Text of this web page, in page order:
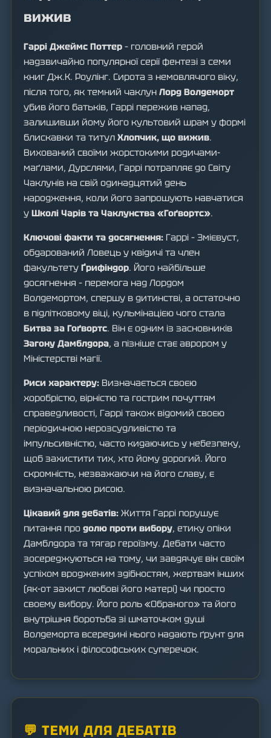
вижив
Гаррі Джеймс Поттер – головний герой
надзвичайно популярної серії фентезі з семи
книг Дж.К. Роулінг. Сирота з немовлячого віку,
після того, як темний чаклун Лорд Волдеморт
убив його батьків, Гаррі пережив напад,
залишивши йому його культовий шрам у формі
блискавки та титул Хлопчик, що вижив.
Вихований своїми жорстокими родичами-
маґлами, Дурслями, Гаррі потрапляє до Світу
Чаклунів на свій одинадцятий день
народження, коли його запрошують навчатися
у Школі Чарів та Чаклунства «Гоґвортс».
Ключові факти та досягнення: Гаррі – Змієвуст,
обдарований Ловець у квідичі та член
факультету Ґрифіндор. Його найбільше
досягнення – перемога над Лордом
Волдемортом, спершу в дитинстві, а остаточно
в підлітковому віці, кульмінацією чого стала
Битва за Гоґвортс. Він є одним із засновників
Загону Дамблдора, а пізніше стає аврором у
Міністерстві магії.
Риси характеру: Визначається своєю
хоробрістю, вірністю та гострим почуттям
справедливості, Гаррі також відомий своєю
періодичною нерозсудливістю та
імпульсивністю, часто кидаючись у небезпеку,
щоб захистити тих, хто йому дорогий. Його
скромність, незважаючи на його славу, є
визначальною рисою.
Цікавий для дебатів: Життя Гаррі порушує
питання про долю проти вибору, етику опіки
Дамблдора та тягар героїзму. Дебати часто
зосереджуються на тому, чи завдячує він своїм
успіхом вродженим здібностям, жертвам інших
(як-от захист любові його матері) чи просто
своєму вибору. Його роль «Обраного» та його
внутрішня боротьба зі шматочком душі
Волдеморта всередині нього надають ґрунт для
моральних і філософських суперечок.
💬 ТЕМИ ДЛЯ ДЕБАТІВ